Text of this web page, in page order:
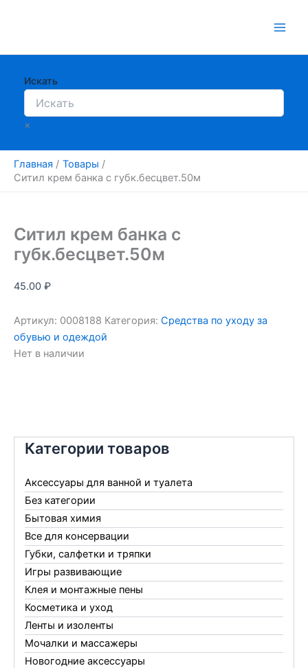
Искать
×
Главная
Товары
Ситил крем банка с губк.бесцвет.50м
Категории товаров
Аксессуары для ванной и туалета
Без категории
Бытовая химия
Все для консервации
Губки, салфетки и тряпки
Игры развивающие
Клея и монтажные пены
Косметика и уход
Ленты и изоленты
Мочалки и массажеры
Новогодние аксессуары
Ситил крем банка с
губк.бесцвет.50м
45.00 ₽
Артикул: 0008188 Категория: Средства по уходу за
обувью и одеждой
Нет в наличии